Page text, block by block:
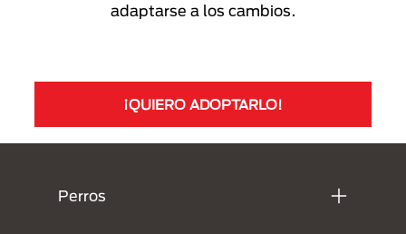
adaptarse a los cambios.
¡QUIERO ADOPTARLO!
Perros